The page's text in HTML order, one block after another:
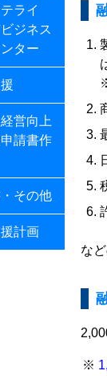
ライ
ジネス
ター
営向上
請書作
その他
計画
な